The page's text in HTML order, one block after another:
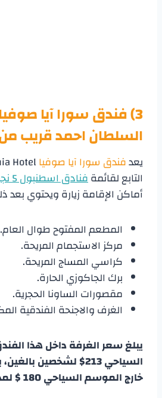
3) فندق سورا آيا صوفيا من
السلطان احمد قريب من
يعدفندق سورا آيا صوفياHotel
التابع لقائمةفنادق اسطنبول 5 نجوم
أماكن الإقامة زيارة ويحتوي بعد
المطعم المفتوح طوال العام.
مركز الاستجمام المريحة.
كراسي المساج المريحة.
برك الجاكوزي الحارة.
مقصورات الساونا الحجرية.
الغرف والاجنحة الفندقية
يبلغ سعر الغرفة داخل هذا
السياحي 213$ لشخصين
خارج الموسم السياحي 180 $ لمدة ليلة واحدة.